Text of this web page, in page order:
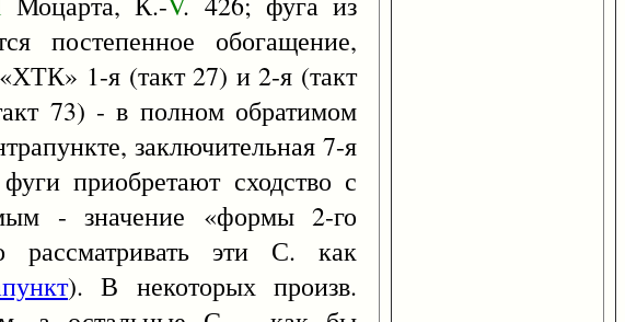
постепенное обогащение,
1-я (такт 27) и 2-я (такт
73) - в полном обратимом
заключительная 7-я
приобретают сходство с
- значение «формы 2-го
рассматривать эти С. как
). В некоторых произв.